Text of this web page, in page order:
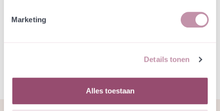
Marketing
Details tonen
Alles toestaan